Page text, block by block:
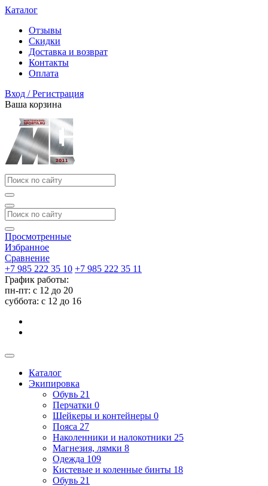
Каталог
Отзывы
Скидки
Доставка и возврат
Контакты
Оплата
Вход / Регистрация
Ваша корзина
Просмотренные
Избранное
Сравнение
+7 985 222 35 10 +7 985 222 35 11
График работы:
пн-пт: с 12 до 20
суббота: c 12 до 16
Каталог
Экипировка
Обувь 21
Перчатки 0
Шейкеры и контейнеры 0
Пояса 27
Наколенники и налокотники 25
Магнезия, лямки 8
Одежда 109
Кистевые и коленные бинты 18
Обувь 21